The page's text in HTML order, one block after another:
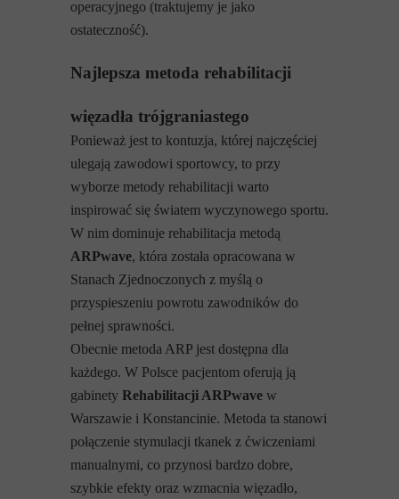
operacyjnego (traktujemy je jako
ostateczność).
Najlepsza metoda rehabilitacji
więzadła trójgraniastego
Ponieważ jest to kontuzja, której najczęściej
ulegają zawodowi sportowcy, to przy
wyborze metody rehabilitacji warto
inspirować się światem wyczynowego sportu.
W nim dominuje rehabilitacja metodą
ARPwave, która została opracowana w
Stanach Zjednoczonych z myślą o
przyspieszeniu powrotu zawodników do
pełnej sprawności.
Obecnie metoda ARP jest dostępna dla
każdego. W Polsce pacjentom oferują ją
gabinety Rehabilitacji ARPwave w
Warszawie i Konstancinie. Metoda ta stanowi
połączenie stymulacji tkanek z ćwiczeniami
manualnymi, co przynosi bardzo dobre,
szybkie efekty oraz wzmacnia więzadło,